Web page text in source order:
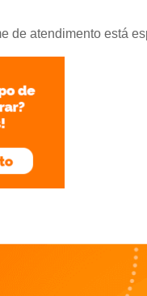
de atendimento está